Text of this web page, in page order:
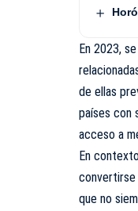
En 2023,
de ellas
países con
acceso a
En
convertirse
que no